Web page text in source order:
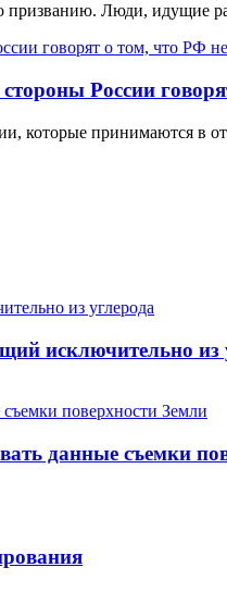
призванию. Люди, идущие
России
которые принимаются в
исключительно из
данные съемки